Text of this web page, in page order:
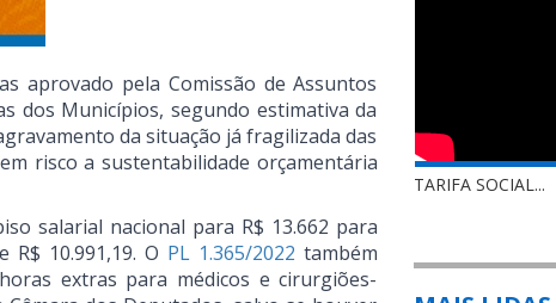
aprovado pela Comissão de Assuntos
dos Municípios, segundo estimativa da
da situação já fragilizada das
risco a sustentabilidade orçamentária
salarial nacional para R$ 13.662 para
10.991,19. O PL 1.365/2022 também
extras para médicos e cirurgiões-
TARIFA SOCIAL...